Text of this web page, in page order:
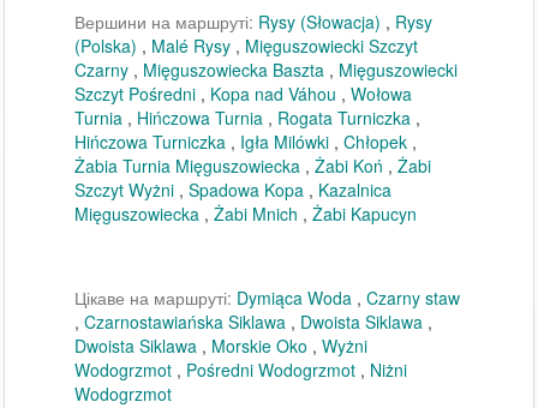
Вершини на маршруті: Rysy (Słowacja) , Rysy
(Polska) , Malé Rysy , Mięguszowiecki Szczyt
Czarny , Mięguszowiecka Baszta , Mięguszowiecki
Szczyt Pośredni , Kopa nad Váhou , Wołowa
Turnia , Hińczowa Turnia , Rogata Turniczka ,
Hińczowa Turniczka , Igła Milówki , Chłopek ,
Żabia Turnia Mięguszowiecka , Żabi Koń , Żabi
Szczyt Wyżni , Spadowa Kopa , Kazalnica
Mięguszowiecka , Żabi Mnich , Żabi Kapucyn
Цікаве на маршруті: Dymiąca Woda , Czarny staw
, Czarnostawiańska Siklawa , Dwoista Siklawa ,
Dwoista Siklawa , Morskie Oko , Wyżni
Wodogrzmot , Pośredni Wodogrzmot , Niżni
Wodogrzmot